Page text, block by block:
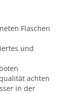
Flaschen
und
achten
in der